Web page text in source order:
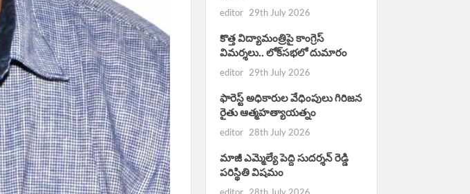
editor 29th July 2026
కొత్త విద్యామంత్రిపై కాంగ్రెస్
విమర్శలు.. లోక్‌సభలో దుమారం
editor 29th July 2026
ఫారెస్ట్ అధికారుల వేధింపులు గిరిజన
రైతు ఆత్మహత్యాయత్నం
editor 28th July 2026
మాజీ ఎమ్మెల్యే పెద్ది సుదర్శన్ రెడ్డి
పరిస్థితి విషమం
editor 28th July 2026